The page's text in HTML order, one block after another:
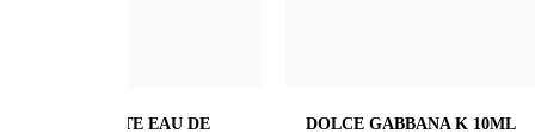
TOM FORD BLACK
ARMANI ARMANI CODE